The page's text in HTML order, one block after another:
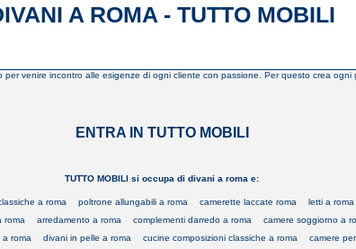
A ROMA - TUTTO MOBILI
venire incontro alle esigenze di ogni cliente con passione. Per questo crea
ENTRA IN TUTTO MOBILI
TUTTO MOBILI si occupa di divani a roma e:
a roma poltrone allungabili a roma camerette laccate roma letti a roma
roma arredamento a roma complementi darredo a roma camere soggiorno a
a roma divani in pelle a roma cucine composizioni classiche a roma camere